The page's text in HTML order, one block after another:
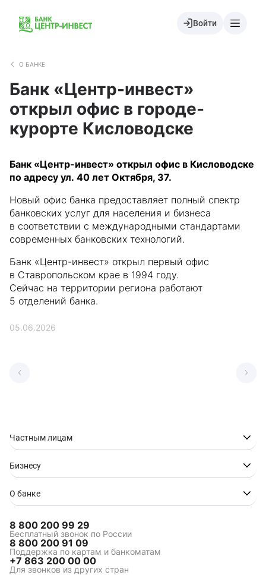
Войти
О БАНКЕ
Банк «Центр-инвест»
открыл офис в городе-
курорте Кисловодске
Банк «Центр-инвест» открыл офис в Кисловодске
по адресу ул. 40 лет Октября, 37.
Новый офис банка предоставляет полный спектр
банковских услуг для населения и бизнеса
в соответствии с международными стандартами
современных банковских технологий.
Банк «Центр-инвест» открыл первый офис
в Ставропольском крае в 1994 году.
Сейчас на территории региона работают
5 отделений банка.
05.06.2026
Частным лицам
Бизнесу
О банке
8 800 200 99 29
Бесплатный звонок по России
8 800 200 91 09
Поддержка по картам и банкоматам
+7 863 200 00 00
Для звонков из других стран